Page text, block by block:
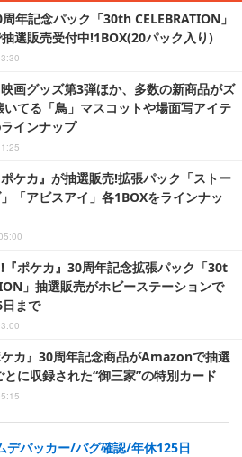
周年記念パック「30th CELEBRATION」
選販売受付中!1BOX(20パック入り)
映画グッズ第3弾ほか、多数の新商品がズ
いてる「鳥」マスコットや場面写アイテ
インナップ
ケカ』が抽選販売!拡張パック「ストー
「アビスアイ」各1BOXをラインナッ
『ポケカ』30周年記念拡張パック「30t
」抽選販売がホビーステーションで
まで
カ』30周年記念商品がAmazonで抽選
に収録された“御三家”の特別カード
デバッカー/バグ確認/年休125日